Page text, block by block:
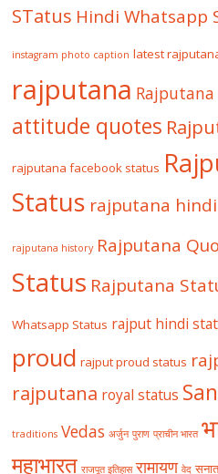
STatus Hindi Whatsapp
instagram photo caption latest
rajputana
attitude quotes
rajputana facebook status
Status rajputana
rajputana history Rajputana
Status Rajputana
Whatsapp Status rajput hindi
proud rajput proud status
rajputana royal status
traditions Vedas अर्जुन पुराण प्राचीन भारत
महाभारत राजपूत इतिहास रामायण वेद